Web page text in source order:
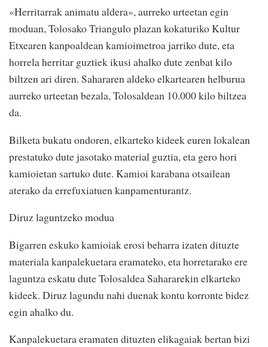
«Herritarrak animatu aldera», aurreko urteetan egin
moduan, Tolosako Triangulo plazan kokaturiko Kultur
Etxearen kanpoaldean kamioimetroa jarriko dute, eta
horrela herritar guztiek ikusi ahalko dute zenbat kilo
biltzen ari diren. Sahararen aldeko elkartearen helburua
aurreko urteetan bezala, Tolosaldean 10.000 kilo biltzea
da.
Bilketa bukatu ondoren, elkarteko kideek euren lokalean
prestatuko dute jasotako material guztia, eta gero hori
kamioietan sartuko dute. Kamioi karabana otsailean
aterako da errefuxiatuen kanpamenturantz.
Diruz laguntzeko modua
Bigarren eskuko kamioiak erosi beharra izaten dituzte
materiala kanpalekuetara eramateko, eta horretarako ere
laguntza eskatu dute Tolosaldea Sahararekin elkarteko
kideek. Diruz lagundu nahi duenak kontu korronte bidez
egin ahalko du.
Kanpalekuetara eramaten dituzten elikagaiak bertan bizi